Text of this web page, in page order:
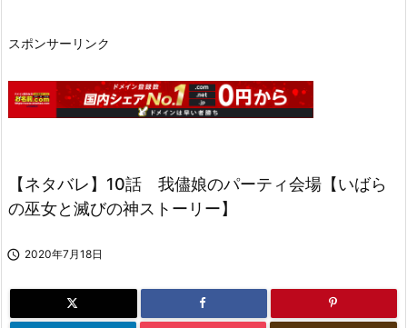
スポンサーリンク
【ネタバレ】10話 我儘娘のパーティ会場【いばら
の巫女と滅びの神ストーリー】
 2020年7月18日